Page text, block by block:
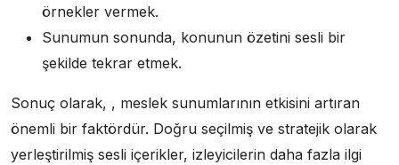
örnekler vermek.
Sunumun sonunda, konunun özetini sesli bir
şekilde tekrar etmek.
Sonuç olarak, , meslek sunumlarının etkisini artıran
önemli bir faktördür. Doğru seçilmiş ve stratejik olarak
yerleştirilmiş sesli içerikler, izleyicilerin daha fazla ilgi